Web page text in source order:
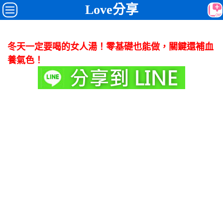
Love分享
冬天一定要喝的女人湯！零基礎也能做，關鍵還補血
養氣色！